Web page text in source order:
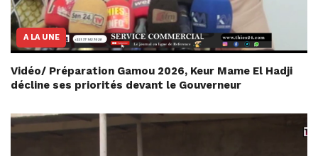
A LA UNE
Vidéo/ Préparation Gamou 2026, Keur Mame El Hadji
décline ses priorités devant le Gouverneur